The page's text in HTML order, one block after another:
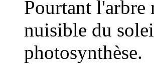
Pourtant l'arbre
nuisible du
photosynthèse.